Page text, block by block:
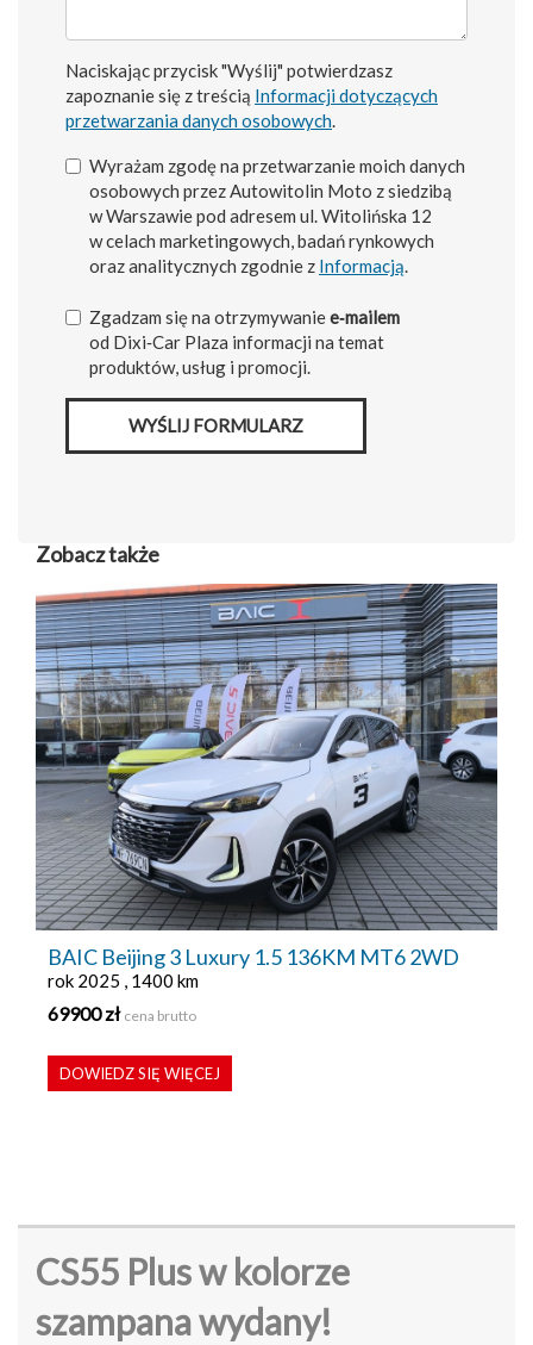
Naciskając przycisk "Wyślij" potwierdzasz
zapoznanie się z treścią Informacji dotyczących
przetwarzania danych osobowych.
Wyrażam zgodę na przetwarzanie moich danych
osobowych przez Autowitolin Moto z siedzibą
w Warszawie pod adresem ul. Witolińska 12
w celach marketingowych, badań rynkowych
oraz analitycznych zgodnie z Informacją.
Zgadzam się na otrzymywaniee‑mailem
od Dixi‑Car Plaza informacji na temat
produktów, usług i promocji.
WYŚLIJ FORMULARZ
Zobacz także
BAIC Beijing 3 Luxury 1.5 136KM MT6 2WD
rok 2025 , 1400 km
69900 zł cena brutto
DOWIEDZ SIĘ WIĘCEJ
CS55 Plus w kolorze
szampana wydany!